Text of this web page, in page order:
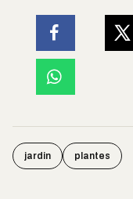
jardin plantes